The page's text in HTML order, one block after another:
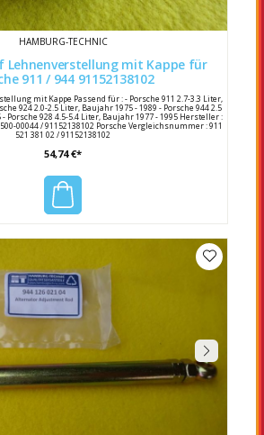
HAMBURG-TECHNIC
mit Kappe für
Porsche 911 / 944 91152138102
mit Kappe Passend für : - Porsche 911 2.7-3.3 Liter,
924 2.0-2.5 Liter, Baujahr 1975 - 1989 - Porsche 944 2.5
Porsche 928 4.5-5.4 Liter, Baujahr 1977 - 1995 Hersteller :
00044 / 91152138102 Porsche Vergleichsnummer : 911
521 381 02 / 91152138102
54,74 €*